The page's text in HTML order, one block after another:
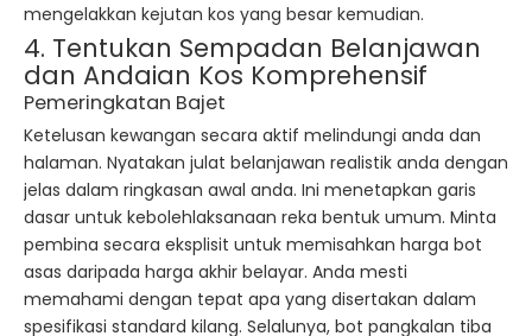
mengelakkan kejutan kos yang besar kemudian.
4. Tentukan Sempadan Belanjawan
dan Andaian Kos Komprehensif
Pemeringkatan Bajet
Ketelusan kewangan secara aktif melindungi anda dan
halaman. Nyatakan julat belanjawan realistik anda dengan
jelas dalam ringkasan awal anda. Ini menetapkan garis
dasar untuk kebolehlaksanaan reka bentuk umum. Minta
pembina secara eksplisit untuk memisahkan harga bot
asas daripada harga akhir belayar. Anda mesti
memahami dengan tepat apa yang disertakan dalam
spesifikasi standard kilang. Selalunya, bot pangkalan tiba